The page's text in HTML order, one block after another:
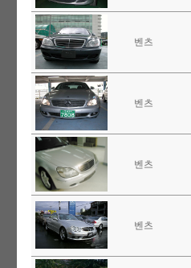
벤츠
벤츠
벤츠
벤츠